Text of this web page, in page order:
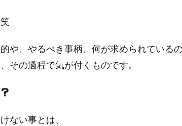
や、やるべき事柄、何が求められている
その過程で気が付くものです。
ない事とは、